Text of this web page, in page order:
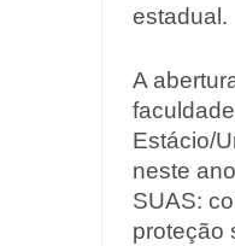
estadual.
A
faculdade
Estácio/
neste
SUAS:
proteção